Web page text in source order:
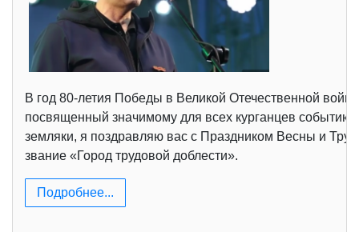
В год 80-летия Победы в Великой Отечественной
посвященный значимому для всех курганцев
земляки, я поздравляю вас с Праздником Весны и
звание «Город трудовой доблести».
Подробнее...